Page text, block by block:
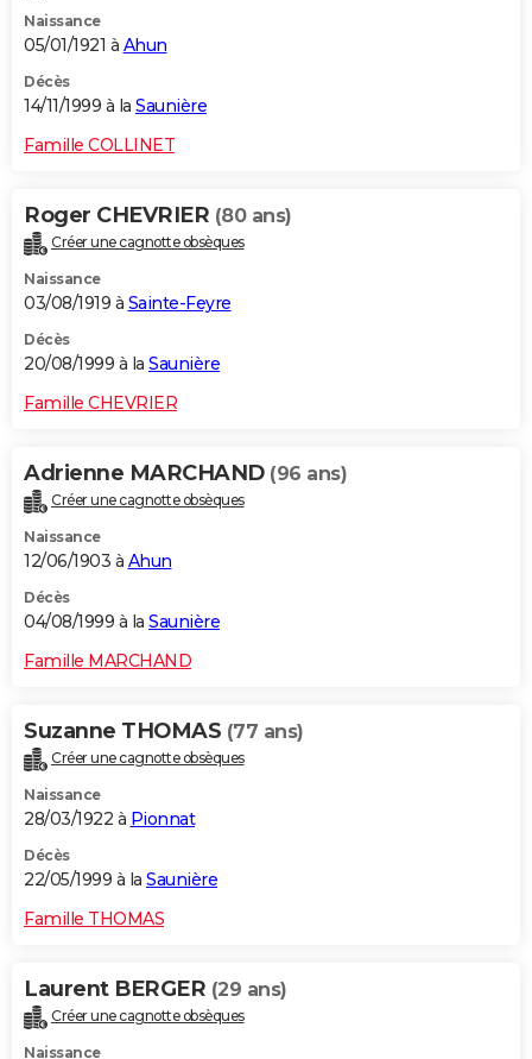
Naissance
05/01/1921 à Ahun
Décès
14/11/1999 à la Saunière
Famille COLLINET
Roger CHEVRIER (80 ans)
Créer une cagnotte obsèques
Naissance
03/08/1919 à Sainte-Feyre
Décès
20/08/1999 à la Saunière
Famille CHEVRIER
Adrienne MARCHAND (96 ans)
Créer une cagnotte obsèques
Naissance
12/06/1903 à Ahun
Décès
04/08/1999 à la Saunière
Famille MARCHAND
Suzanne THOMAS (77 ans)
Créer une cagnotte obsèques
Naissance
28/03/1922 à Pionnat
Décès
22/05/1999 à la Saunière
Famille THOMAS
Laurent BERGER (29 ans)
Créer une cagnotte obsèques
Naissance